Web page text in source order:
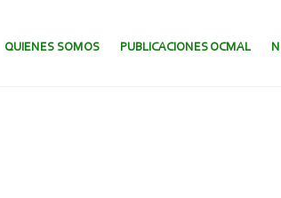
CONTENIDO.
QUIENES SOMOS PUBLICACIONES OCMAL